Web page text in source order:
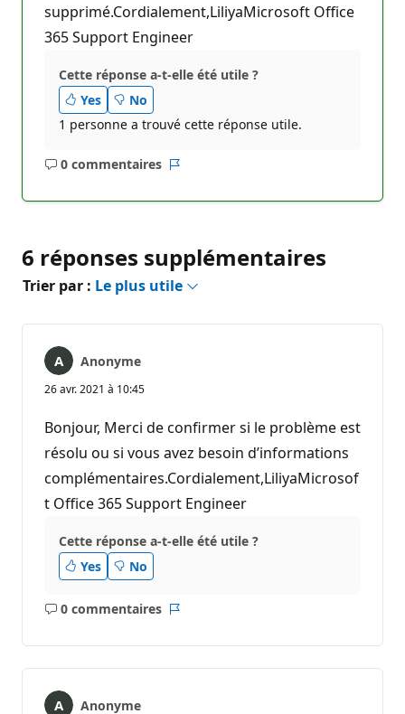
supprimé.Cordialement,LiliyaMicrosoft Office
365 Support Engineer
Cette réponse a-t-elle été utile ?
Yes
No
1 personne a trouvé cette réponse utile.
0 commentaires
Aucun
6 réponses supplémentaires
Trier par : Le plus utile
Anonyme
26 avr. 2021 à 10:45
Bonjour, Merci de confirmer si le problème est
résolu ou si vous avez besoin d’informations
complémentaires.Cordialement,LiliyaMicrosof
t Office 365 Support Engineer
Cette réponse a-t-elle été utile ?
Yes
No
0 commentaires
Aucun
Anonyme